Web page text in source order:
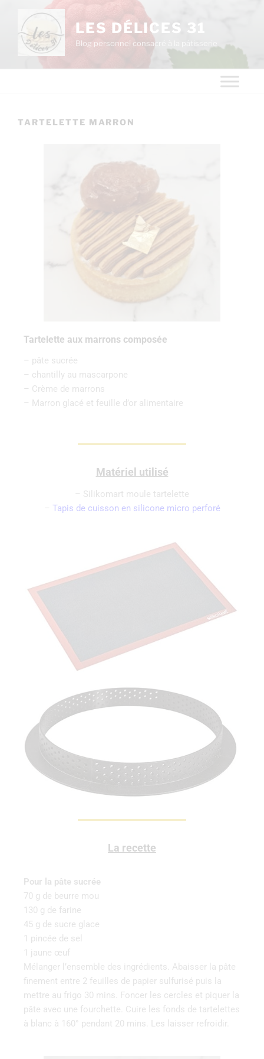
LES DÉLICES 31
Blog personnel consacré à la pâtisserie
TARTELETTE MARRON
Tartelette aux marrons composée
– pâte sucrée
– chantilly au mascarpone
– Crème de marrons
– Marron glacé et feuille d’or alimentaire
Matériel utilisé
– Silikomart moule tartelette
– Tapis de cuisson en silicone micro perforé
La recette
Pour la pâte sucrée
70 g de beurre mou
130 g de farine
45 g de sucre glace
1 pincée de sel
1 jaune œuf
Mélanger l’ensemble des ingrédients. Abaisser la pâte
finement entre 2 feuilles de papier sulfurisé puis la
mettre au frigo 30 mins. Foncer les cercles et piquer la
pâte avec une fourchette. Cuire les fonds de tartelettes
à blanc à 160° pendant 20 mins. Les laisser refroidir.